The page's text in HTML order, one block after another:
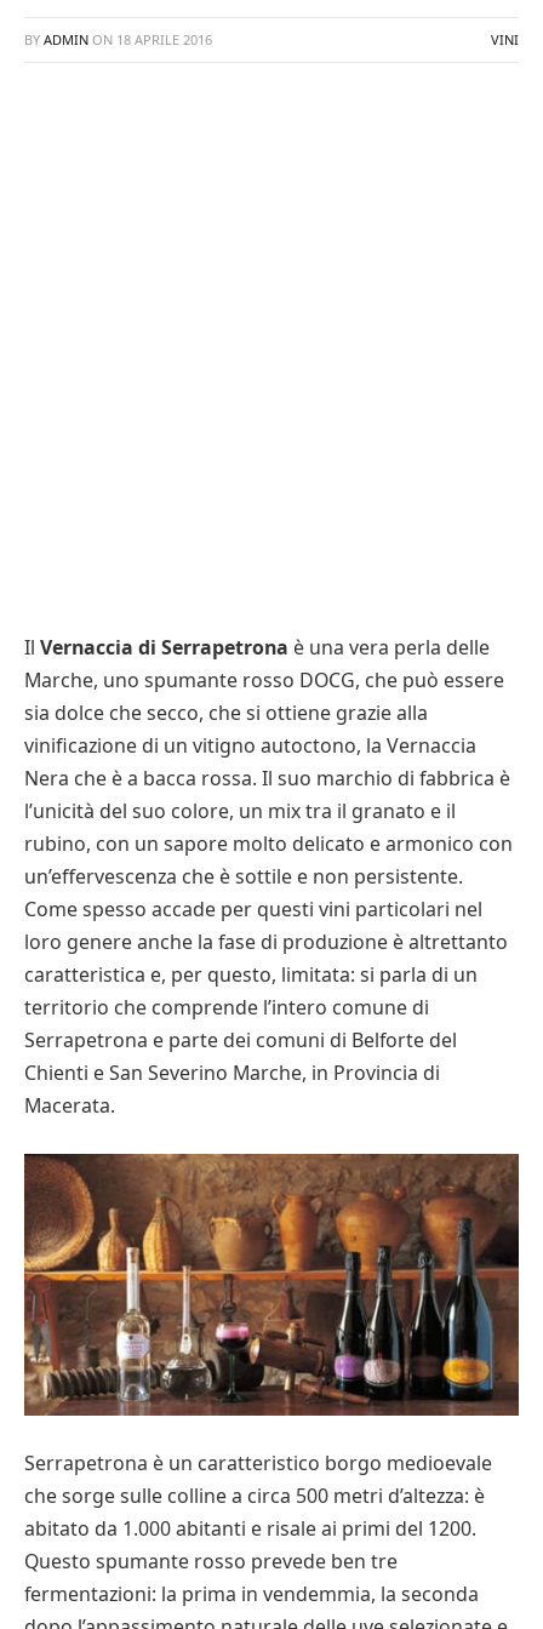
BY ADMIN ON 18 APRILE 2016 VINI
Il Vernaccia di Serrapetrona è una vera perla delle
Marche, uno spumante rosso DOCG, che può essere
sia dolce che secco, che si ottiene grazie alla
vinificazione di un vitigno autoctono, la Vernaccia
Nera che è a bacca rossa. Il suo marchio di fabbrica è
l’unicità del suo colore, un mix tra il granato e il
rubino, con un sapore molto delicato e armonico con
un’effervescenza che è sottile e non persistente.
Come spesso accade per questi vini particolari nel
loro genere anche la fase di produzione è altrettanto
caratteristica e, per questo, limitata: si parla di un
territorio che comprende l’intero comune di
Serrapetrona e parte dei comuni di Belforte del
Chienti e San Severino Marche, in Provincia di
Macerata.
Serrapetrona è un caratteristico borgo medioevale
che sorge sulle colline a circa 500 metri d’altezza: è
abitato da 1.000 abitanti e risale ai primi del 1200.
Questo spumante rosso prevede ben tre
fermentazioni: la prima in vendemmia, la seconda